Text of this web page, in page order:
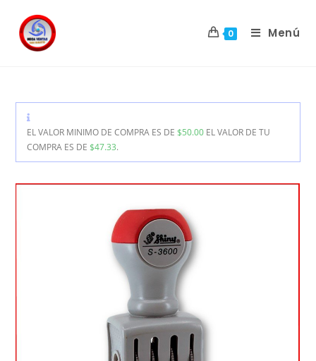
0 Menú
EL VALOR MINIMO DE COMPRA ES DE$50.00 EL VALOR DE TU
COMPRA ES DE$47.33.